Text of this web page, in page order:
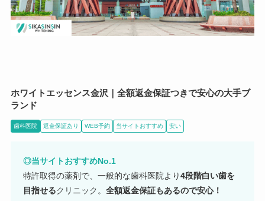
ホワイトエッセンス金沢｜全額返金保証つきで安心の大手ブ
ランド
歯科医院 返金保証あり WEB予約 当サイトおすすめ 安い
◎当サイトおすすめNo.1
特許取得の薬剤で、一般的な歯科医院より4段階白い歯を
目指せるクリニック。 全額返金保証もあるので安心！